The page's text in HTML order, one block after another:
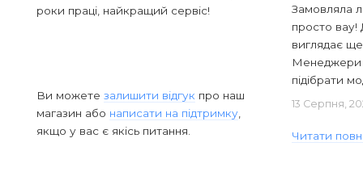
роки праці, найкращий сервіс!
Ви можете залишити відгук про наш
магазин або написати на підтримку,
якщо у вас є якісь питання.
Замовляла
просто вау!
виглядає
Менеджери
підібрати
13 Серпня,
Читати